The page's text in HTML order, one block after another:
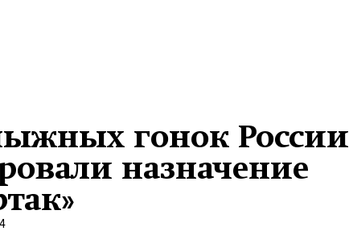
гонок России
назначение